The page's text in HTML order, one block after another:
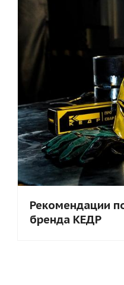
Рекомендации
бренда КЕДР